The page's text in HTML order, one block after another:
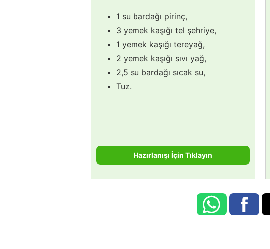
1 su bardağı pirinç,
3 yemek kaşığı tel şehriye,
1 yemek kaşığı tereyağ,
2 yemek kaşığı sıvı yağ,
2,5 su bardağı sıcak su,
Tuz.
Hazırlanışı İçin Tıklayın